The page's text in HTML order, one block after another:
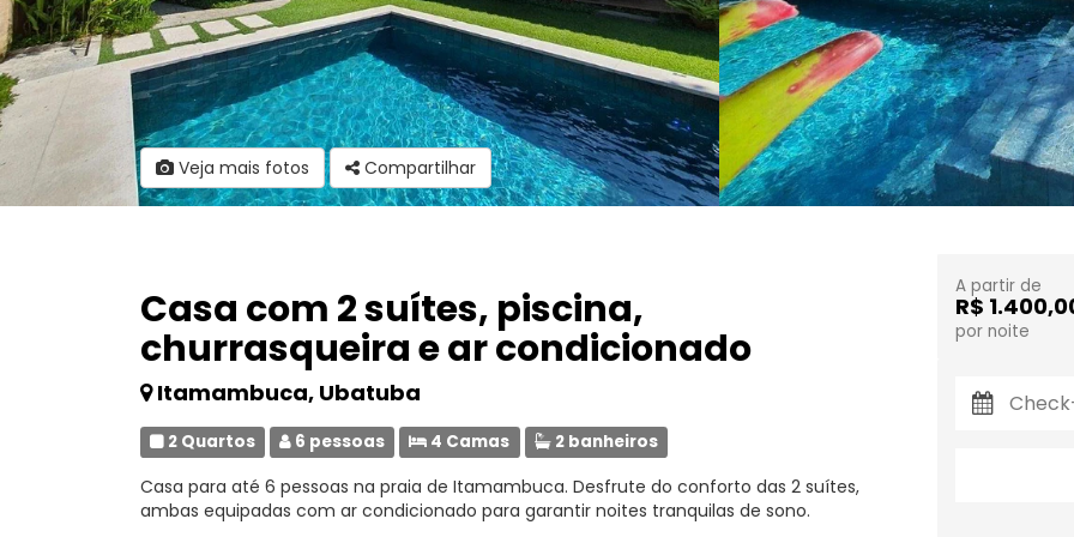
Veja mais fotos Compartilhar
Casa com 2 suítes, piscina,
churrasqueira e ar condicionado
Itamambuca, Ubatuba
2 Quartos 6 pessoas 4 Camas 2 banheiros
Casa para até 6 pessoas na praia de Itamambuca. Desfrute do conforto das 2 suítes,
ambas equipadas com ar condicionado para garantir noites tranquilas de sono.
A partir de
R$
por noite